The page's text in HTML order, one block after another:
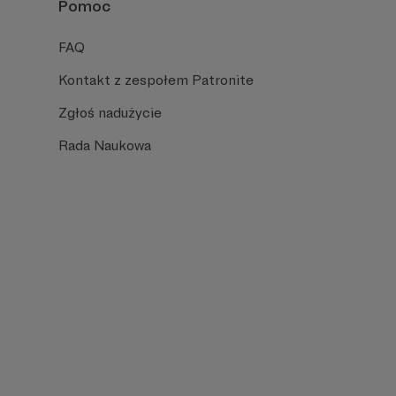
Pomoc
FAQ
Kontakt z zespołem Patronite
Zgłoś nadużycie
Rada Naukowa